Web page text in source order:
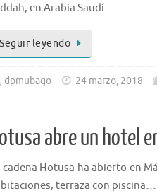
en Arabia Saudí.
Seguir leyendo
dpmubago 24 marzo, 2018
abre un hotel
cadena Hotusa ha abierto en
terraza con piscina…